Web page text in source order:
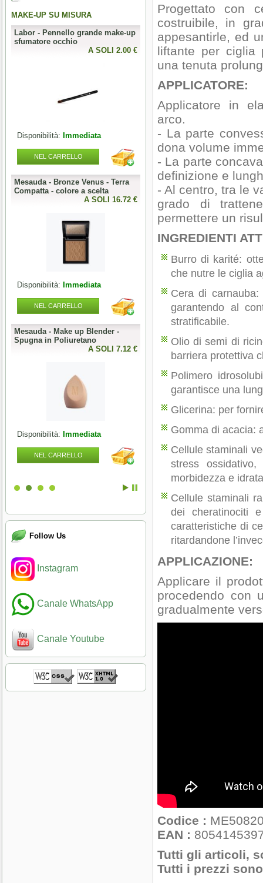
MAKE-UP SU MISURA
Labor - Pennello grande make-up
sfumatore occhio
A SOLI 2.00 €
Disponibilità: Immediata
NEL CARRELLO
Mesauda - Bronze Venus - Terra
Compatta - colore a scelta
A SOLI 16.72 €
Disponibilità: Immediata
NEL CARRELLO
Mesauda - Make up Blender -
Spugna in Poliuretano
A SOLI 7.12 €
Disponibilità: Immediata
NEL CARRELLO
PERFECT NAILS
Mesauda - MNP Crumpled Foil -
Foil metallici per nail art
A SOLI 3.28
Disponibilità:Immediata
NEL CARRELLO
Mesauda - MNP One Phase
Builder Gel 50g - colore a scelta
A SOLI 19.68
NEL CARRELLO
Sprinkle Gel Polish -
Disponibilità: Immediata
NEL CARRELLO
Follow Us
Instagram
Canale WhatsApp
Canale Youtube
Progettato con
costruibile, in
appesantirle, ed
liftante per ciglia
una tenuta
APPLICATORE:
Applicatore in
arco.
- La parte
dona volume
- La parte
definizione e
- Al centro, tra le
grado di
permettere un
INGREDIENTI
Burro di karité:
che nutre le ciglia
Cera di
garantendo al
stratificabile.
Olio di semi di
barriera protettiva
Polimero
garantisce una
Glicerina: per
Gomma di acacia:
Cellule staminali
stress
morbidezza e
Cellule staminali
dei cheratinociti
caratteristiche di
ritardandone
APPLICAZIONE:
Applicare il
procedendo con
gradualmente
Codice :
EAN :
Tutti gli articoli,
Tutti i prezzi